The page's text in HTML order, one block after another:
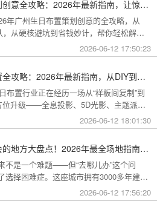
广州生日布置策划创意全攻略：2026年最新指南，让惊喜成为最难忘的记忆
年广州生日布置策划创意的全攻略，从
从硬核避坑到省钱妙计，帮你轻松解锁
2026-06-12 17:50:23
上海生日惊喜布置全攻略：2026年最新指南，从DIY到专业策划一站搞定
布置行业正在经历一场从“样板间复制”到
位升级——全息投影、5D光影、主题派对
将为你带来上海生日惊喜布置的2026年最
DIY到高端定制，从惊喜创意到趋势解
2026-06-12 18:01:30
北京可以办生日会的地方大盘点！2026年最全场地指南，总有一款适合你
不是一个难题——但“去哪儿办”这个问
选择困难症。这座城市拥有3000多年建城
皇家园林、典雅别致的胡同四合院，也有
餐厅、融合传统与现代的潮人打卡地。无
2026-06-12 17:56:20